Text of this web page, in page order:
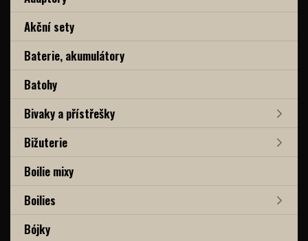
Akční sety
Baterie, akumulátory
Batohy
Bivaky a přístřešky
Bižuterie
Boilie mixy
Boilies
Bójky